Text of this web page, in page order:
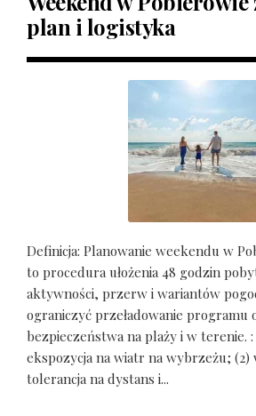
plan i logistyka
Definicja: Planowanie weekendu w
to procedura ułożenia 48 godzin
aktywności, przerw i wariantów
ograniczyć przeładowanie programu
bezpieczeństwa na plaży i w terenie. :
ekspozycja na wiatr na wybrzeżu; (2)
tolerancja na dystans i...